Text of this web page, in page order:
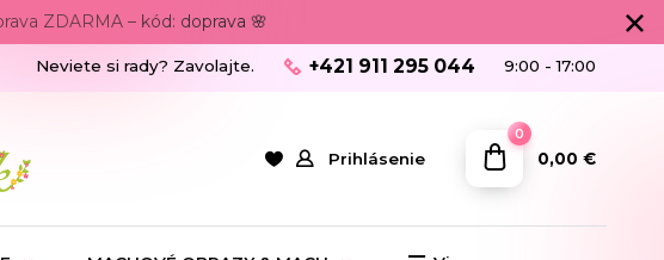
ZDARMA – kód: doprava 🌸
Prihlásenie
Neviete si rady? Zavolajte. +421 911 295 044 9:00 - 17:00
0
0,00 €